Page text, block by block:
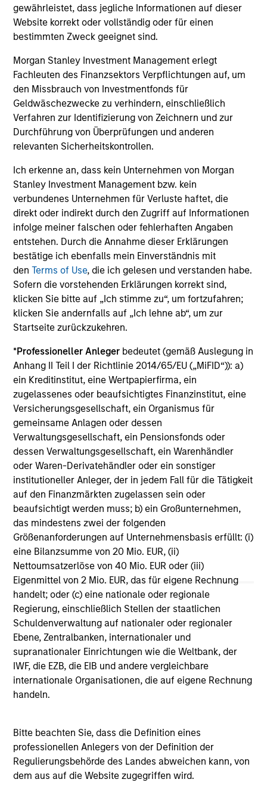
gewährleistet, dass jegliche Informationen auf dieser
Website korrekt oder vollständig oder für einen
bestimmten Zweck geeignet sind.
Morgan Stanley Investment Management erlegt
Fachleuten des Finanzsektors Verpflichtungen auf, um
den Missbrauch von Investmentfonds für
Geldwäschezwecke zu verhindern, einschließlich
Verfahren zur Identifizierung von Zeichnern und zur
Durchführung von Überprüfungen und anderen
relevanten Sicherheitskontrollen.
Ich erkenne an, dass kein Unternehmen von Morgan
Stanley Investment Management bzw. kein
verbundenes Unternehmen für Verluste haftet, die
direkt oder indirekt durch den Zugriff auf Informationen
infolge meiner falschen oder fehlerhaften Angaben
entstehen. Durch die Annahme dieser Erklärungen
bestätige ich ebenfalls mein Einverständnis mit
denTerms of Use, die ich gelesen und verstanden habe.
Sofern die vorstehenden Erklärungen korrekt sind,
klicken Sie bitte auf „Ich stimme zu“, um fortzufahren;
klicken Sie andernfalls auf „Ich lehne ab“, um zur
Startseite zurückzukehren.
*Professioneller Anleger bedeutet (gemäß Auslegung in
Anhang II Teil I der Richtlinie 2014/65/EU („MiFID“)): a)
ein Kreditinstitut, eine Wertpapierfirma, ein
zugelassenes oder beaufsichtigtes Finanzinstitut, eine
Versicherungsgesellschaft, ein Organismus für
gemeinsame Anlagen oder dessen
Verwaltungsgesellschaft, ein Pensionsfonds oder
dessen Verwaltungsgesellschaft, ein Warenhändler
oder Waren-Derivatehändler oder ein sonstiger
institutioneller Anleger, der in jedem Fall für die Tätigkeit
auf den Finanzmärkten zugelassen sein oder
beaufsichtigt werden muss; b) ein Großunternehmen,
das mindestens zwei der folgenden
Größenanforderungen auf Unternehmensbasis erfüllt: (i)
eine Bilanzsumme von 20 Mio. EUR, (ii)
Nettoumsatzerlöse von 40 Mio. EUR oder (iii)
Eigenmittel von 2 Mio. EUR, das für eigene Rechnung
handelt; oder (c) eine nationale oder regionale
Regierung, einschließlich Stellen der staatlichen
Schuldenverwaltung auf nationaler oder regionaler
Ebene, Zentralbanken, internationaler und
supranationaler Einrichtungen wie die Weltbank, der
IWF, die EZB, die EIB und andere vergleichbare
internationale Organisationen, die auf eigene Rechnung
handeln.
Bitte beachten Sie, dass die Definition eines
professionellen Anlegers von der Definition der
Regulierungsbehörde des Landes abweichen kann, von
dem aus auf die Website zugegriffen wird.
und der Rücknahme von Anteilen anfallen, werden nicht
berücksichtigt. Alle Performance- und Index-Daten
stammen von Morgan Stanley Investment Management
Limited („MSIM Ltd.”).
Der Wert der Anlagen und der mit ihnen erzielten Erträge
können sowohl steigen als auch fallen. Es ist daher
möglich, dass Anleger das ursprünglich investierte Kapital
nicht in voller Höhe zurückerhalten.
Die Performance versteht sich nach Abzug der Gebühren.
Die Angaben zur Performance des laufenden Jahres sind
nicht annualisiert. Die Performance von anderen
Anteilsklassen (sofern angeboten) kann abweichen. Setzen
sowie den Kosten und Gebühren des Fonds auseinander,
bevor Sie eine Anlageentscheidung treffen.
Der Einsatz von Fremdkapital erhöht die Risiken, so dass
eine relativ kleine Bewegung im Wert einer Anlage zu einer
unverhältnismäßig großen Bewegung, sowohl im negativen
als auch im positiven Sinne, im Wert dieser Anlage und
damit auch im Wert des Fonds führen kann.
Die auf dieser Webseite verfügbaren Unterlagen beziehen
sich auf mehrere Teilfonds der Morgan Stanley Investment
Management Funds-Reihe. Bitte beachten Sie, dass nicht
alle Teilfonds in allen Ländern verfügbar sind und Teilfonds
nicht für Personen mit Wohnsitz in Ländern verfügbar sind,
in denen die Weitergabe bzw. Verfügbarkeit des Materials
zuwiderlaufen würde.
Je höher die Kategorie (1-7), desto höher ist der mögliche
Ertrag, aber auch das Risiko, den ursprünglich angelegten
Betrag zu verlieren. Kategorie 1 bedeutet nicht, dass es sich
um eine risikofreie Anlage handelt. Bitte beachten Sie die
BasisInformationsBlatt („BIB“) des Fonds unter Ressourcen,
die Risikoeinstufungen und -hinweise für die einzelnen
Anlageklassen enthalten.
DasMorningstar Rating™(Sterne-Rating) für Fonds wird
für Vermögensverwaltungsprodukte (wie Investmentfonds,
Variable-Annuity- und Variable-Life-Unterkonten (variable
Renten- und Lebensversicherung), börsennotierte Fonds,
geschlossene Fonds und separate Konten) berechnet, die
seit mindestens drei Jahren existieren. Börsennotierte
Fonds und offene Investmentfonds werden zu
Vergleichszwecken zu einer Kategorie zusammengefasst.
Das Rating wird anhand der Morningstar Risk-Adjusted
Return (MRAR) berechnet, eine Kennzahl, die die
Schwankungen der monatlichen Überschussrendite eines
verwalteten Produkts berücksichtigt. Dabei wird
besonderes Gewicht auf die negativen
Performanceschwankungen und eine beständige
Wertentwicklung gelegt. Die besten 10% der Produkte in
jeder Kategorie erhalten 5 Sterne, die nächsten 22,5% 4
Sterne, die nächsten 35% 3 Sterne, die nächsten 22,5% 2
Sterne und die unteren 10% 1 Stern. Das Morningstar-
Gesamtrating für ein verwaltetes Produkt ergibt sich aus
dem gewichteten Durchschnitt der Morningstar-Ratings
über drei, fünf und zehn Jahre (sofern vorhanden). Die
Gewichtungen sind: 100% Drei-Jahres-Rating für
119 Monaten und 50% Zehn-Jahres-Rating/30% Fünf-
Jahres-Rating/20% Drei-Jahres-Rating für Gesamtrenditen
von mindestens 120 Monaten. Zwar scheint die Formel für
das Zehn-Jahres-Gesamtrating den Zehn-Jahres-Zeitraum
am stärksten zu gewichten, jedoch wirkt sich der jüngste